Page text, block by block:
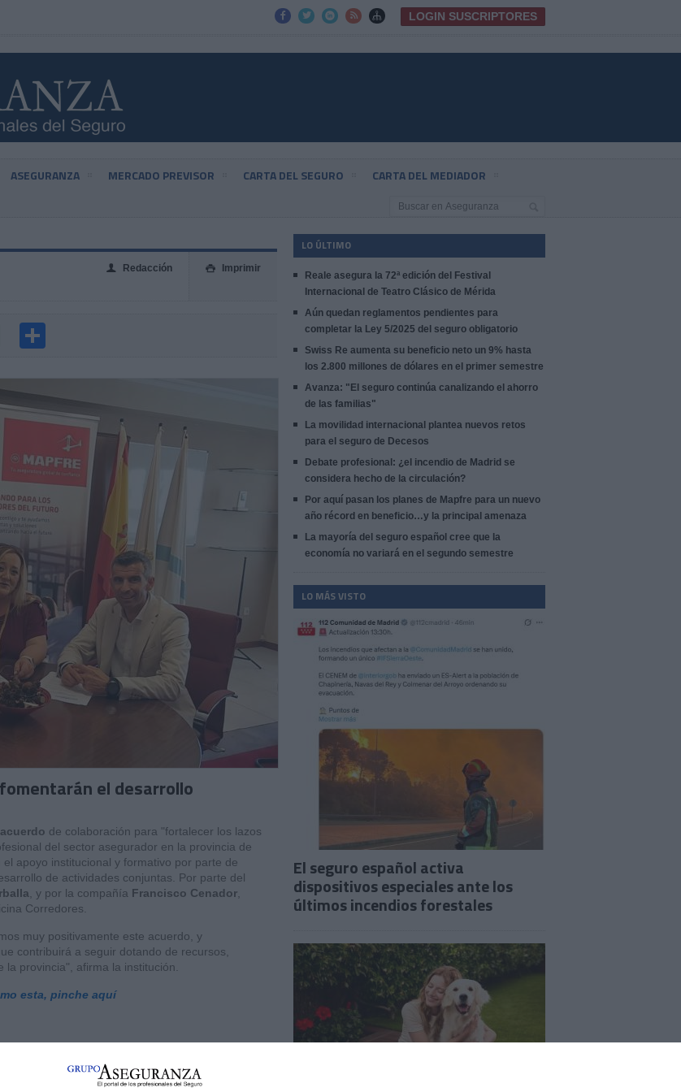
     LOGIN SUSCRIPTORES
ASEGURANZA MERCADO PREVISOR CARTA DEL SEGURO CARTA DEL MEDIADOR
 Imprimir
👤 Redacción
el desarrollo
acuerdo de colaboración para "fortalecer los lazos
del sector asegurador en la provincia de
apoyo institucional y formativo por parte de
de actividades conjuntas. Por parte del
, y por la compañía Francisco Cenador
Corredores.
muy positivamente este acuerdo, y
contribuirá a seguir dotando de recursos,
provincia", afirma la institución.
esta, pinche aquí
LO ÚLTIMO
Reale asegura la 72ª edición del Festival
Internacional de Teatro Clásico de Mérida
Aún quedan reglamentos pendientes para
completar la Ley 5/2025 del seguro obligatorio
Swiss Re aumenta su beneficio neto un 9% hasta
los 2.800 millones de dólares en el primer semestre
Avanza: "El seguro continúa canalizando el ahorro
de las familias"
La movilidad internacional plantea nuevos retos
para el seguro de Decesos
Debate profesional: ¿el incendio de Madrid se
considera hecho de la circulación?
Por aquí pasan los planes de Mapfre para un nuevo
año récord en beneficio…y la principal amenaza
La mayoría del seguro español cree que la
economía no variará en el segundo semestre
LO MÁS VISTO
El seguro español activa
dispositivos especiales ante los
últimos incendios forestales